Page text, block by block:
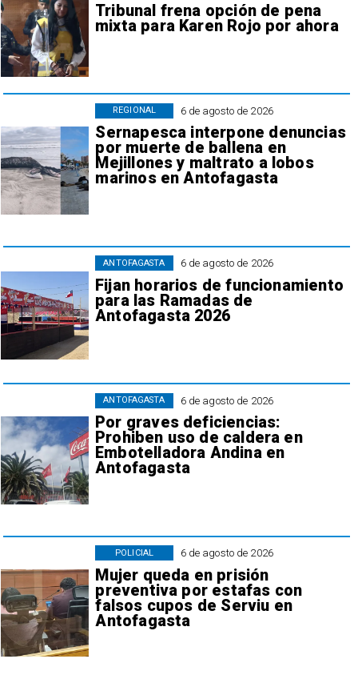
Tribunal frena opción de pena
mixta para Karen Rojo por ahora
6 de agosto de 2026
Sernapesca interpone denuncias
por muerte de ballena en
Mejillones y maltrato a lobos
marinos en Antofagasta
REGIONAL
6 de agosto de 2026
Fijan horarios de funcionamiento
para las Ramadas de
Antofagasta 2026
ANTOFAGASTA
6 de agosto de 2026
Por graves deficiencias:
Prohiben uso de caldera en
Embotelladora Andina en
Antofagasta
ANTOFAGASTA
6 de agosto de 2026
Mujer queda en prisión
preventiva por estafas con
falsos cupos de Serviu en
Antofagasta
POLICIAL